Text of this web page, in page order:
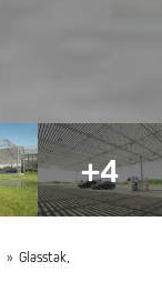
» Glasstak,
+4